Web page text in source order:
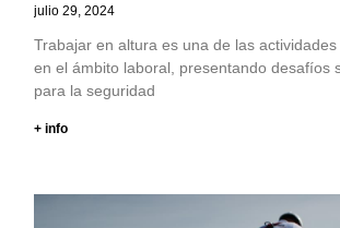
julio 29, 2024
Trabajar en altura es una de las
en el ámbito laboral, presentando desafíos
para la seguridad
+ info